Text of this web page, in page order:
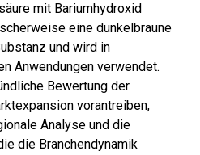
mit Bariumhydroxid
eine dunkelbraune
und wird in
Anwendungen verwendet.
Bewertung der
vorantreiben,
Analyse und die
die Branchendynamik